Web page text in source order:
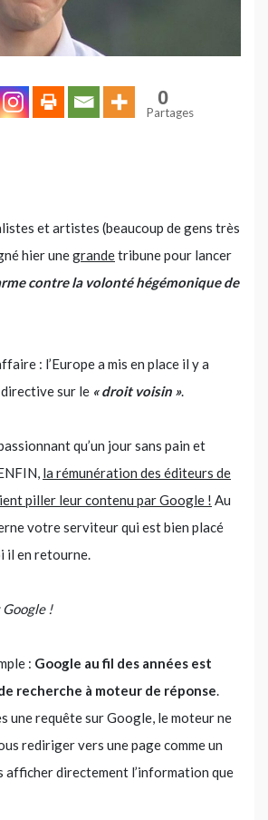
0
Partages
et artistes (beaucoup de gens très
hier unegrandetribune pour lancer
contre la volonté hégémonique de
: l’Europe a mis en place il y a
sur le « droit voisin ».
qu’un jour sans pain et
la rémunération des éditeurs de
piller leur contenu par Google ! Au
votre serviteur qui est bien placé
il en retourne.
!
: Google au fil des années est
recherche à moteur de réponse.
une requête sur Google, le moteur ne
rediriger vers une page comme un
afficher directement l’information que